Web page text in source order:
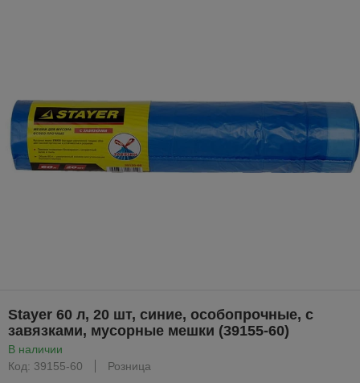
Stayer 60 л, 20 шт, синие, особопрочные, с
завязками, мусорные мешки (39155-60)
В наличии
Код: 39155-60
Розница